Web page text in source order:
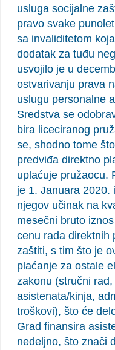
usluga socijalne
pravo svake
sa invaliditetom
dodatak za tuđu
usvojilo je u
ostvarivanju prava
uslugu personalne
Sredstva se
bira liceciranog
se, shodno tome
predviđa direktno
uplaćuje pružaocu.
je 1. Januara 2020.
njegov učinak na
mesečni bruto
cenu rada direktnih
zaštiti, s tim što je
plaćanje za ostale
zakonu (stručni
asistenata/kinja,
troškovi), što će
Grad finansira
nedeljno, što znači